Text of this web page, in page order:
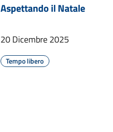
Aspettando il Natale
20 Dicembre 2025
Tempo libero